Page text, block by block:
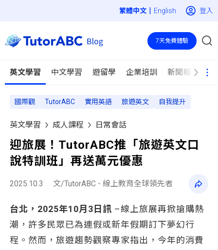
| English 登入
英文學習 中文學習 遊留學 企業培訓 新聞報導
7天免費體驗
國際觀 TutorABC 實用英語 旅遊英文 自我提升
英文學習 成人課程 日常會話
迎旅展！TutorABC推「旅遊英文口
說特訓班」再送萬元優惠
2025.10.3 文/TutorABC - 線上教育全球領先者
台北，2025年10月3日訊 –線上旅展再掀搶購熱
潮，許多民眾已為連假或新年假期訂下夢幻行
程。然而，旅遊趨勢觀察專家指出，今年的消費